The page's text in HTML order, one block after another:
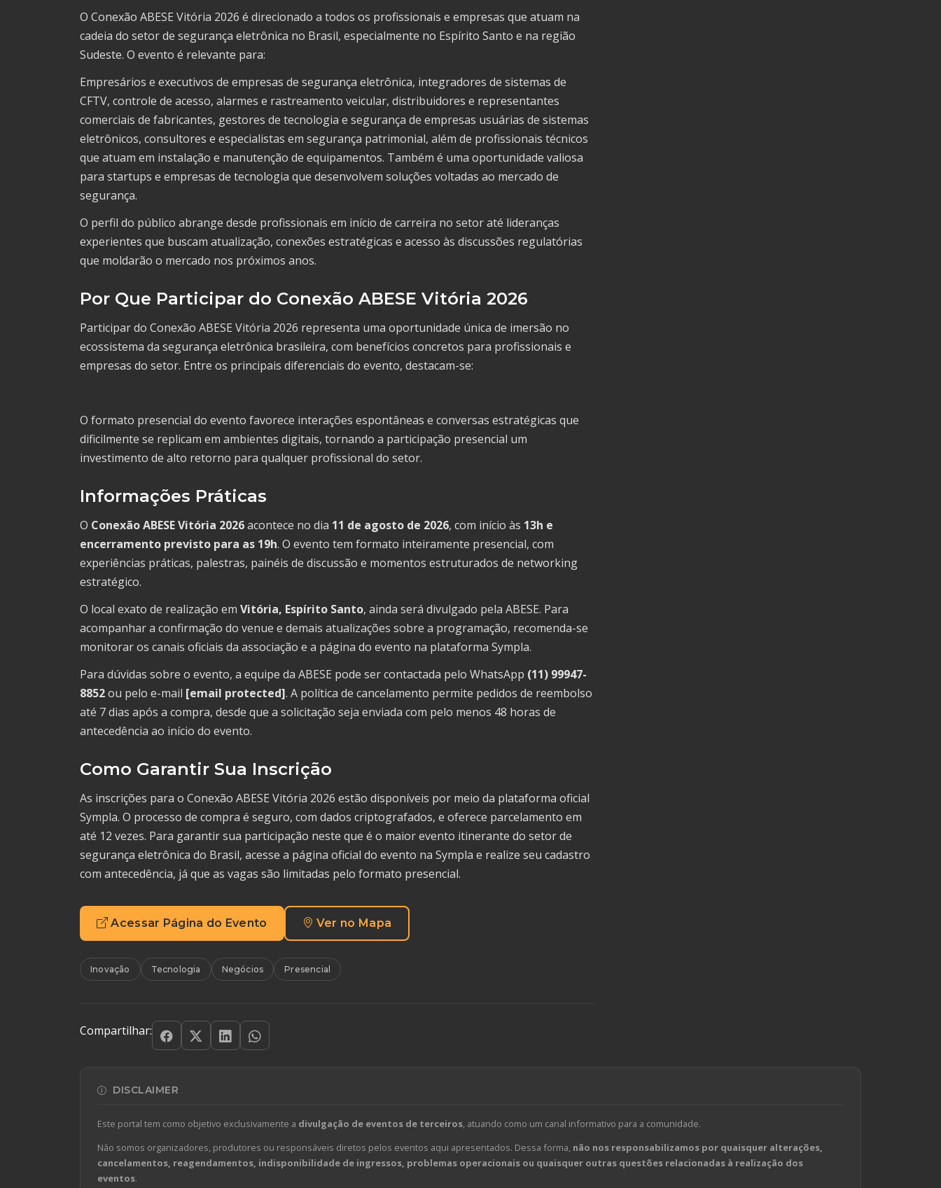
O Conexão ABESE Vitória 2026 é direcionado a todos os profissionais e empresas que atuam na
cadeia do setor de segurança eletrônica no Brasil, especialmente no Espírito Santo e na região
Sudeste. O evento é relevante para:
Empresários e executivos de empresas de segurança eletrônica, integradores de sistemas de
CFTV, controle de acesso, alarmes e rastreamento veicular, distribuidores e representantes
comerciais de fabricantes, gestores de tecnologia e segurança de empresas usuárias de sistemas
eletrônicos, consultores e especialistas em segurança patrimonial, além de profissionais técnicos
que atuam em instalação e manutenção de equipamentos. Também é uma oportunidade valiosa
para startups e empresas de tecnologia que desenvolvem soluções voltadas ao mercado de
segurança.
O perfil do público abrange desde profissionais em início de carreira no setor até lideranças
experientes que buscam atualização, conexões estratégicas e acesso às discussões regulatórias
que moldarão o mercado nos próximos anos.
Por Que Participar do Conexão ABESE Vitória 2026
Participar do Conexão ABESE Vitória 2026 representa uma oportunidade única de imersão no
ecossistema da segurança eletrônica brasileira, com benefícios concretos para profissionais e
empresas do setor. Entre os principais diferenciais do evento, destacam-se:
O formato presencial do evento favorece interações espontâneas e conversas estratégicas que
dificilmente se replicam em ambientes digitais, tornando a participação presencial um
investimento de alto retorno para qualquer profissional do setor.
Informações Práticas
O Conexão ABESE Vitória 2026acontece no dia 11 de agosto de 2026, com início às 13h e
encerramento previsto para as 19h. O evento tem formato inteiramente presencial, com
experiências práticas, palestras, painéis de discussão e momentos estruturados de networking
estratégico.
O local exato de realização em Vitória, Espírito Santo, ainda será divulgado pela ABESE. Para
acompanhar a confirmação do venue e demais atualizações sobre a programação, recomenda-se
monitorar os canais oficiais da associação e a página do evento na plataforma Sympla.
Para dúvidas sobre o evento, a equipe da ABESE pode ser contactada pelo WhatsApp (11) 99947-
8852ou pelo e-mail [email protected]. A política de cancelamento permite pedidos de reembolso
até 7 dias após a compra, desde que a solicitação seja enviada com pelo menos 48 horas de
antecedência ao início do evento.
Como Garantir Sua Inscrição
As inscrições para o Conexão ABESE Vitória 2026 estão disponíveis por meio da plataforma oficial
Sympla. O processo de compra é seguro, com dados criptografados, e oferece parcelamento em
até 12 vezes. Para garantir sua participação neste que é o maior evento itinerante do setor de
segurança eletrônica do Brasil, acesse a página oficial do evento na Sympla e realize seu cadastro
com antecedência, já que as vagas são limitadas pelo formato presencial.
Acessar Página do Evento Ver no Mapa
Inovação Tecnologia Negócios Presencial
Compartilhar:
DISCLAIMER
Este portal tem como objetivo exclusivamente a divulgação de eventos de terceiros, atuando como um canal informativo para a comunidade.
Não somos organizadores, produtores ou responsáveis diretos pelos eventos aqui apresentados. Dessa forma, não nos responsabilizamos por quaisquer alterações,
cancelamentos, reagendamentos, indisponibilidade de ingressos, problemas operacionais ou quaisquer outras questões relacionadas à realização dos
eventos.